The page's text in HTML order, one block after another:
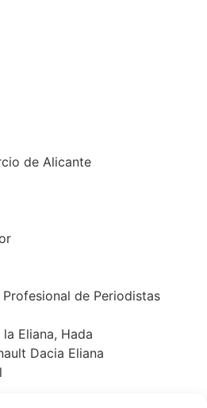
de Alicante
de Periodistas
Eliana, Hada
Dacia Eliana